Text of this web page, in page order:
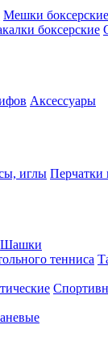
Мешки боксерские
боксерские
Аксессуары
иглы Перчатки
Шашки
тенниса